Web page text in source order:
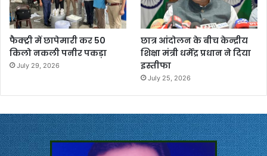
फैक्ट्री में छापेमारी कर 50
किलो नकली पनीर पकड़ा
July 29, 2026
छात्र आंदोलन के बीच केन्द्रीय
शिक्षा मंत्री धर्मेंद्र प्रधान ने दिया
इस्तीफा
July 25, 2026